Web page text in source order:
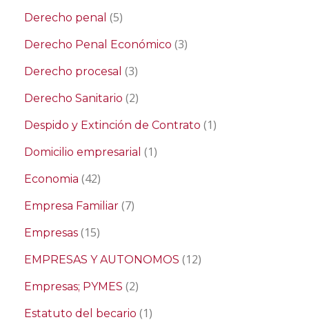
Derecho penal (5)
Derecho Penal Económico (3)
Derecho procesal (3)
Derecho Sanitario (2)
Despido y Extinción de Contrato (1)
Domicilio empresarial (1)
Economia (42)
Empresa Familiar (7)
Empresas (15)
EMPRESAS Y AUTONOMOS (12)
Empresas; PYMES (2)
Estatuto del becario (1)